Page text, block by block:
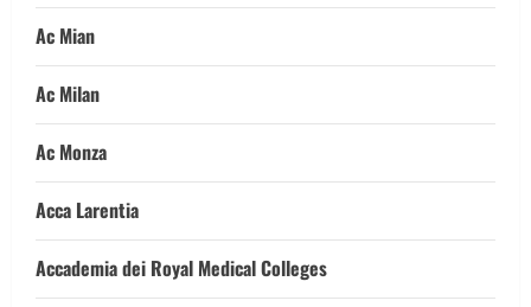
Ac Mian
Ac Milan
Ac Monza
Acca Larentia
Accademia dei Royal Medical Colleges